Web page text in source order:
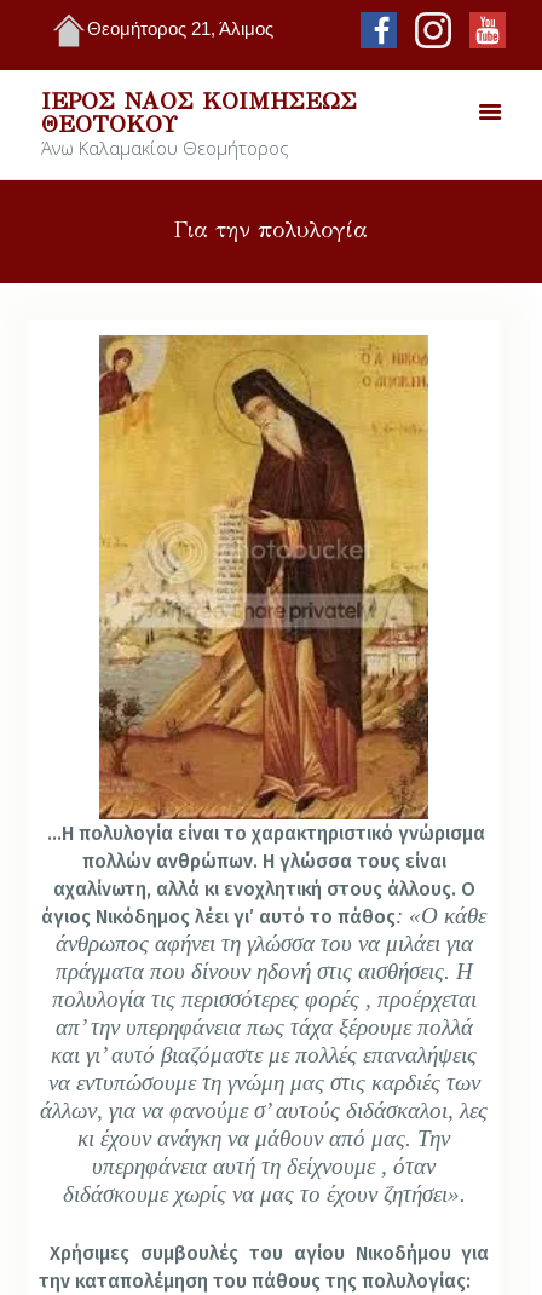
Θεομήτορος 21, Άλιμος
ΙΕΡΌΣ ΝΑΌΣ ΚΟΙΜΉΣΕΩΣ
ΘΕΟΤΌΚΟΥ
Άνω Καλαμακίου Θεομήτορος
Για την πολυλογία
…Η πολυλογία είναι το χαρακτηριστικό γνώρισμα
πολλών ανθρώπων. Η γλώσσα τους είναι
αχαλίνωτη, αλλά κι ενοχλητική στους άλλους. Ο
άγιος Νικόδημος λέει γι’ αυτό το πάθος: «Ο κάθε
άνθρωπος αφήνει τη γλώσσα του να μιλάει για
πράγματα που δίνουν ηδονή στις αισθήσεις. Η
πολυλογία τις περισσότερες φορές , προέρχεται
απ’ την υπερηφάνεια πως τάχα ξέρουμε πολλά
και γι’ αυτό βιαζόμαστε με πολλές επαναλήψεις
να εντυπώσουμε τη γνώμη μας στις καρδιές των
άλλων, για να φανούμε σ’ αυτούς διδάσκαλοι, λες
κι έχουν ανάγκη να μάθουν από μας. Την
υπερηφάνεια αυτή τη δείχνουμε , όταν
διδάσκουμε χωρίς να μας το έχουν ζητήσει».
Χρήσιμες συμβουλές του αγίου Νικοδήμου για
την καταπολέμηση του πάθους της πολυλογίας: